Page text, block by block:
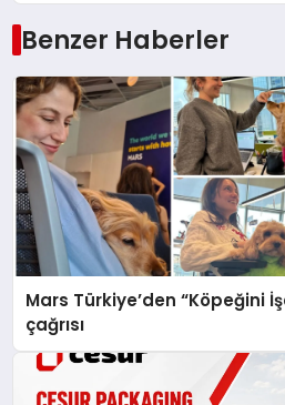
Benzer Haberler
Mars Türkiye’den “Köpeğini
çağrısı